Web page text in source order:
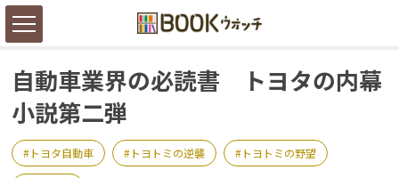
自動車業界の必読書 トヨタの内幕
小説第二弾
トヨタ自動車 トヨトミの逆襲 トヨトミの野望